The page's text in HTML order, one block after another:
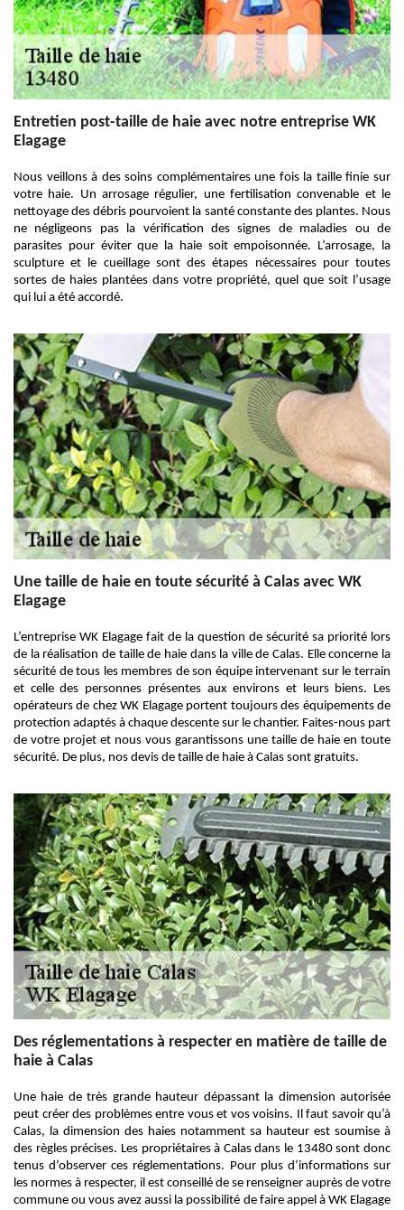
Entretien post-taille de haie avec notre entreprise WK
Elagage
Nous veillons à des soins complémentaires une fois la taille finie sur
votre haie. Un arrosage régulier, une fertilisation convenable et le
nettoyage des débris pourvoient la santé constante des plantes. Nous
ne négligeons pas la vérification des signes de maladies ou de
parasites pour éviter que la haie soit empoisonnée. L’arrosage, la
sculpture et le cueillage sont des étapes nécessaires pour toutes
sortes de haies plantées dans votre propriété, quel que soit l’usage
qui lui a été accordé.
Une taille de haie en toute sécurité à Calas avec WK
Elagage
L’entreprise WK Elagage fait de la question de sécurité sa priorité lors
de la réalisation de taille de haie dans la ville de Calas. Elle concerne la
sécurité de tous les membres de son équipe intervenant sur le terrain
et celle des personnes présentes aux environs et leurs biens. Les
opérateurs de chez WK Elagage portent toujours des équipements de
protection adaptés à chaque descente sur le chantier. Faites-nous part
de votre projet et nous vous garantissons une taille de haie en toute
sécurité. De plus, nos devis de taille de haie à Calas sont gratuits.
Des réglementations à respecter en matière de taille de
haie à Calas
Une haie de très grande hauteur dépassant la dimension autorisée
peut créer des problèmes entre vous et vos voisins. Il faut savoir qu’à
Calas, la dimension des haies notamment sa hauteur est soumise à
des règles précises. Les propriétaires à Calas dans le 13480 sont donc
tenus d’observer ces réglementations. Pour plus d’informations sur
les normes à respecter, il est conseillé de se renseigner auprès de votre
commune ou vous avez aussi la possibilité de faire appel à WK Elagage